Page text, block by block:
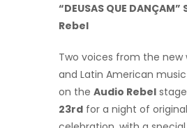
“DEUSAS QUE
Rebel
Two voices from the new
and Latin American
on the Audio Rebel
23rd for a night of